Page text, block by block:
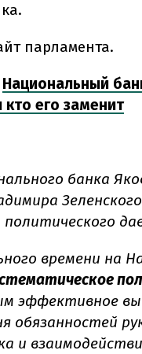
парламента.
Национальный
кто его заменит
банка
времени на
эффективное
обязанностей
и